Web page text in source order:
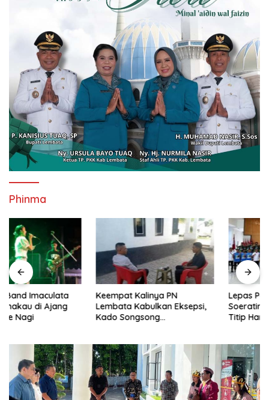
Phinma
Keempat Kalinya PN
Lembata Kabulkan Eksepsi,
Kado Songsong
Lepas Persebata U-17 ke
Soeratin Cup, Wakil Bupati
Titip Harapan dan Harga Diri